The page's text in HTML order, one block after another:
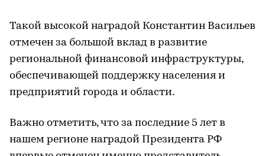
Такой высокой наградой Константин Васильев
отмечен за большой вклад в развитие
региональной финансовой инфраструктуры,
обеспечивающей поддержку населения и
предприятий города и области.
Важно отметить, что за последние 5 лет в
нашем регионе наградой Президента РФ